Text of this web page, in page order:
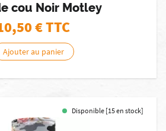
cou Noir Motley
€ TTC
Ajouter au panier
Disponible [15 en stock]